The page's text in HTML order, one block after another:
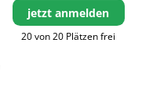
jetzt anmelden
20 von 20 Plätzen frei